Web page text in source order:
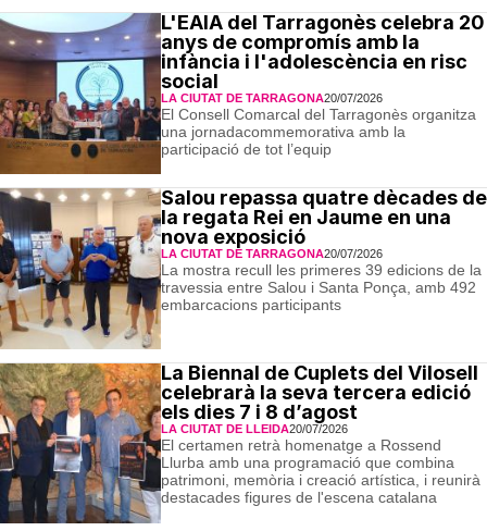
L'EAIA del Tarragonès celebra 20
anys de compromís amb la
infància i l'adolescència en risc
social
LA CIUTAT DE TARRAGONA20/07/2026
El Consell Comarcal del Tarragonès organitza
una jornadacommemorativa amb la
participació de tot l’equip
Salou repassa quatre dècades de
la regata Rei en Jaume en una
nova exposició
LA CIUTAT DE TARRAGONA20/07/2026
La mostra recull les primeres 39 edicions de la
travessia entre Salou i Santa Ponça, amb 492
embarcacions participants
La Biennal de Cuplets del Vilosell
celebrarà la seva tercera edició
els dies 7 i 8 d’agost
LA CIUTAT DE LLEIDA20/07/2026
El certamen retrà homenatge a Rossend
Llurba amb una programació que combina
patrimoni, memòria i creació artística, i reunirà
destacades figures de l'escena catalana